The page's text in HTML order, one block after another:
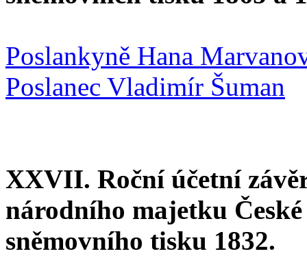
Poslankyně Hana
Poslanec Vladimír Šuman
XXVII. Roční účetní
národního majetku
sněmovního tisku 1832.